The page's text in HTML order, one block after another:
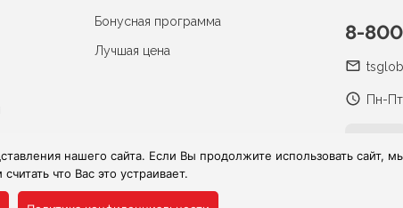
Бонусная программа
Лучшая цена
8-
Пн-
нашего сайта. Если Вы продолжите использовать сайт,
что Вас это устраивает.